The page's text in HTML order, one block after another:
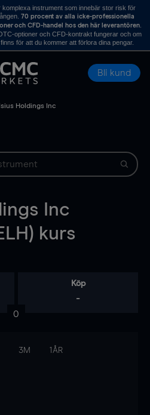
instrument som innebär stor risk för
70 procent av alla icke-professionella
och CFD-handel hos den här leverantören.
optioner och CFD-kontrakt fungerar och om
för att du kommer att förlora dina pengar.
Bli kund
Holdings Inc
Inc
kurs
Köp
-
0
3M 1ÅR